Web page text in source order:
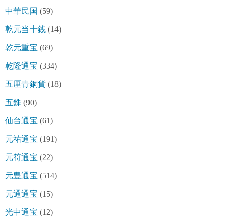
中華民国 (59)
乾元当十銭 (14)
乾元重宝 (69)
乾隆通宝 (334)
五厘青銅貨 (18)
五銖 (90)
仙台通宝 (61)
元祐通宝 (191)
元符通宝 (22)
元豊通宝 (514)
元通通宝 (15)
光中通宝 (12)